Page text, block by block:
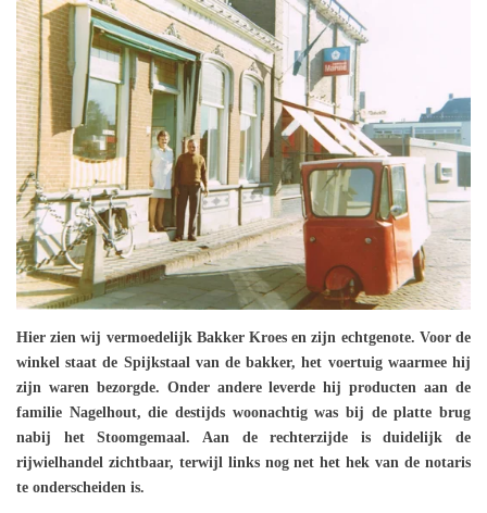
Hier zien wij vermoedelijk Bakker Kroes en zijn echtgenote. Voor de
winkel staat de Spijkstaal van de bakker, het voertuig waarmee hij
zijn waren bezorgde. Onder andere leverde hij producten aan de
familie Nagelhout, die destijds woonachtig was bij de platte brug
nabij het Stoomgemaal. Aan de rechterzijde is duidelijk de
rijwielhandel zichtbaar, terwijl links nog net het hek van de notaris
te onderscheiden is.